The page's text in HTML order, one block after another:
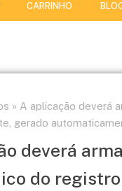
CARRINHO
» A aplicação deverá
gerado
deverá
do